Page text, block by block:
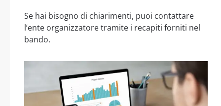
Se hai bisogno di chiarimenti, puoi contattare
l’ente organizzatore tramite i recapiti forniti nel
bando.